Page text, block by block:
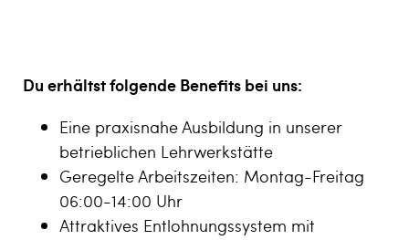
Du erhältst folgende Benefits bei uns:
Eine praxisnahe Ausbildung in unserer
betrieblichen Lehrwerkstätte
Geregelte Arbeitszeiten: Montag-Freitag
06:00-14:00 Uhr
Attraktives Entlohnungssystem mit